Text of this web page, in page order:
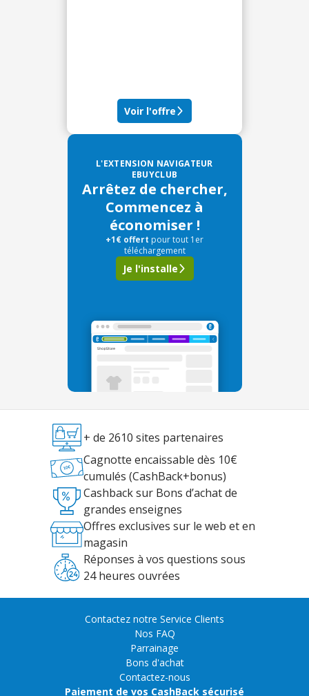
Voir l'offre
L'EXTENSION NAVIGATEUR
EBUYCLUB
Arrêtez de chercher,
Commencez à
économiser !
+1€ offert pour tout 1er
téléchargement
Je l'installe
+ de 2610 sites partenaires
Cagnotte encaissable dès 10€
cumulés (CashBack+bonus)
Cashback sur Bons d’achat de
grandes enseignes
Offres exclusives sur le web et en
magasin
Réponses à vos questions sous
24 heures ouvrées
Contactez notre Service Clients
Nos FAQ
Parrainage
Bons d'achat
Contactez-nous
Paiement de vos CashBack sécurisé